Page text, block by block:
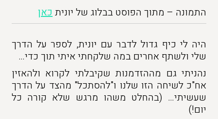
התמונה – מתוך הפוסט בבלוג של יוניתכאן
היה לי כיף גדול לדבר עם יונית, לספר על הדרך
שלי ולשתף אחרים במה שלקחתי איתי תוך כדי…
נהניתי גם מההזדמנות שקיבלתי לקרוא ולהאזין
אח"כ לשיחה הזו שלנו ו"להסתכל" מהצד על הדרך
שעשיתי… (בהחלט משהו מרגש שלא קורה כל
יום!)